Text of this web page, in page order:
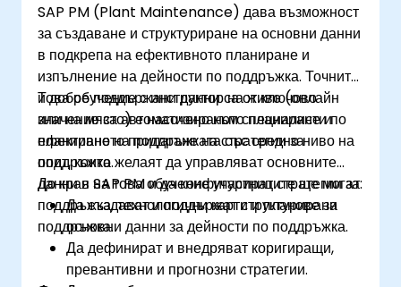
SAP PM (Plant Maintenance) дава възможност
за създаване и структуриране на основни данни
в подкрепа на ефективното планиране и
изпълнение на дейности по поддръжка. Точните
и добре поддържани данни са от ключово
значение за автоматизираното планиране и
ефективното прилагане на стратегии за
поддръжка.
Това обучение с инструктор на живо (онлайн
или на място) е насочено към специалисти по
планиране на поддръжката със средно ниво на
опит, които желаят да управляват основните
данни в SAP PM и да конфигурират стратегии за
поддръжка, технологични карти и планове за
поддръжка.
До края на това обучение участниците ще могат:
Да създават и поддържат структурирани
основни данни за дейности по поддръжка.
Да дефинират и внедряват коригиращи,
превантивни и прогнозни стратегии.